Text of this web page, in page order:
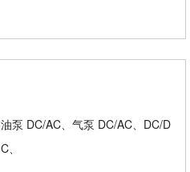
油泵 DC/AC、气泵 DC/AC、DC/D
C、